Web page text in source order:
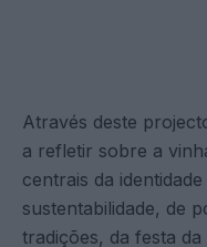
Através deste
a refletir sobre a
centrais da
sustentabilidade, de
tradições, da festa